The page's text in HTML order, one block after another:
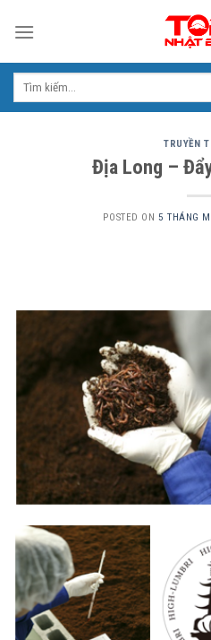
Tìm
TRUYỀN
Địa Long –
POSTED ON 5 THÁNG